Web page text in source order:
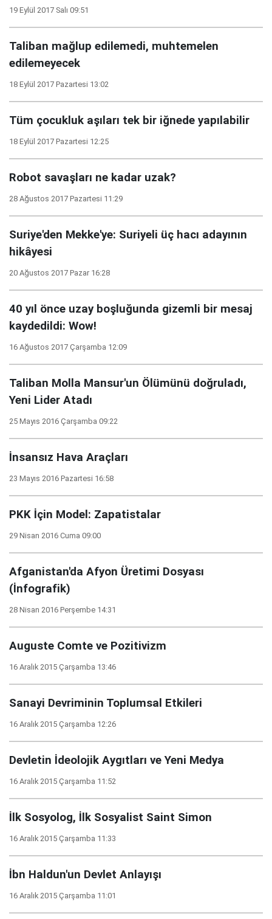
19 Eylül 2017 Salı 09:51
Taliban mağlup edilemedi, muhtemelen
edilemeyecek
18 Eylül 2017 Pazartesi 13:02
Tüm çocukluk aşıları tek bir iğnede yapılabilir
18 Eylül 2017 Pazartesi 12:25
Robot savaşları ne kadar uzak?
28 Ağustos 2017 Pazartesi 11:29
Suriye'den Mekke'ye: Suriyeli üç hacı adayının
hikâyesi
20 Ağustos 2017 Pazar 16:28
40 yıl önce uzay boşluğunda gizemli bir mesaj
kaydedildi: Wow!
16 Ağustos 2017 Çarşamba 12:09
Taliban Molla Mansur'un Ölümünü doğruladı,
Yeni Lider Atadı
25 Mayıs 2016 Çarşamba 09:22
İnsansız Hava Araçları
23 Mayıs 2016 Pazartesi 16:58
PKK İçin Model: Zapatistalar
29 Nisan 2016 Cuma 09:00
Afganistan'da Afyon Üretimi Dosyası
(İnfografik)
28 Nisan 2016 Perşembe 14:31
Auguste Comte ve Pozitivizm
16 Aralık 2015 Çarşamba 13:46
Sanayi Devriminin Toplumsal Etkileri
16 Aralık 2015 Çarşamba 12:26
Devletin İdeolojik Aygıtları ve Yeni Medya
16 Aralık 2015 Çarşamba 11:52
İlk Sosyolog, İlk Sosyalist Saint Simon
16 Aralık 2015 Çarşamba 11:33
İbn Haldun'un Devlet Anlayışı
16 Aralık 2015 Çarşamba 11:01